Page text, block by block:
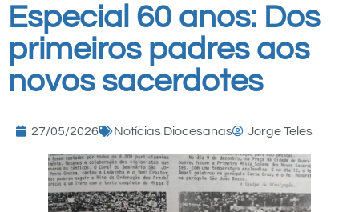
Especial 60 anos: Dos
primeiros padres aos
novos sacerdotes
27/05/2026 Notícias Diocesanas Jorge Teles